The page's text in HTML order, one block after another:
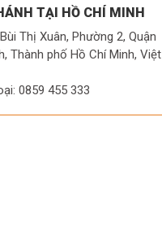
TẠI HỒ CHÍ MINH
Thị Xuân, Phường 2, Quận
Thành phố Hồ Chí Minh, Việt
0859 455 333